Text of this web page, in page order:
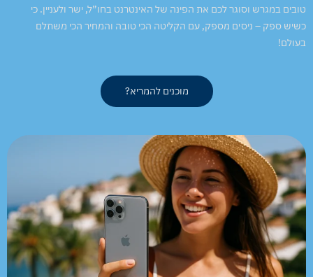
טובים במגרש וסוגר לכם את הפינה של האינטרנט בחו”ל, ישר ולעניין. כי
כשיש ספק – ניסים מספק, עם הקליטה הכי טובה והמחיר הכי משתלם
בעולם!
מוכנים להמריא?